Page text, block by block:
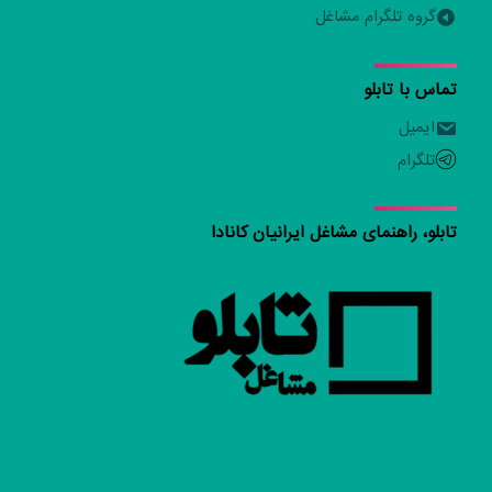
گروه تلگرام مشاغل
تماس با تابلو
ایمیل
تلگرام
تابلو، راهنمای مشاغل ایرانیان کانادا